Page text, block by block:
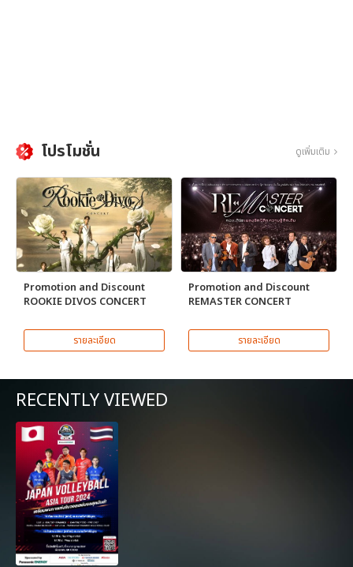
โปรโมชั่น ดูเพิ่มเติม
Promotion and Discount
ROOKIE DIVOS CONCERT
รายละเอียด
Promotion and Discount
REMASTER CONCERT
รายละเอียด
RECENTLY VIEWED